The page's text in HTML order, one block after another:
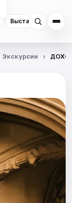
Выставки
Экскурсии